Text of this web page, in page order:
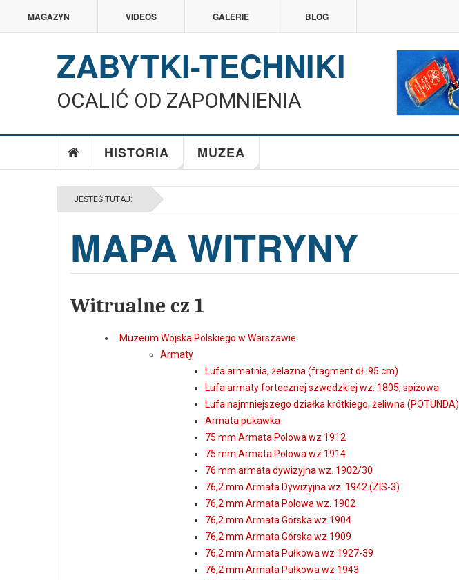
MAGAZYN VIDEOS GALERIE BLOG
ZABYTKI-TECHNIKI
OCALIĆ OD ZAPOMNIENIA
STOCZNIA MARYNARKI WOJENNEJ IM. DĄBROWSZCZAKÓW -
GDYNIA
Brelok Stocznia Mar. Woj. im. Dąbrowszczaków GDYNIA
HISTORIA MUZEA
JESTEŚ TUTAJ:
MAPA WITRYNY
Witrualne cz 1
Muzeum Wojska Polskiego w Warszawie
Armaty
Lufa armatnia, żelazna (fragment dł. 95 cm)
Lufa armaty fortecznej szwedzkiej wz. 1805, spiżowa
Lufa najmniejszego działka krótkiego, żeliwna (POTUNDA)
Armata pukawka
75 mm Armata Polowa wz 1912
75 mm Armata Polowa wz 1914
76 mm armata dywizyjna wz. 1902/30
76,2 mm Armata Dywizyjna wz. 1942 (ZIS-3)
76,2 mm Armata Polowa wz. 1902
76,2 mm Armata Górska wz 1904
76,2 mm Armata Górska wz 1909
76,2 mm Armata Pułkowa wz 1927-39
76,2 mm Armata Pułkowa wz 1943